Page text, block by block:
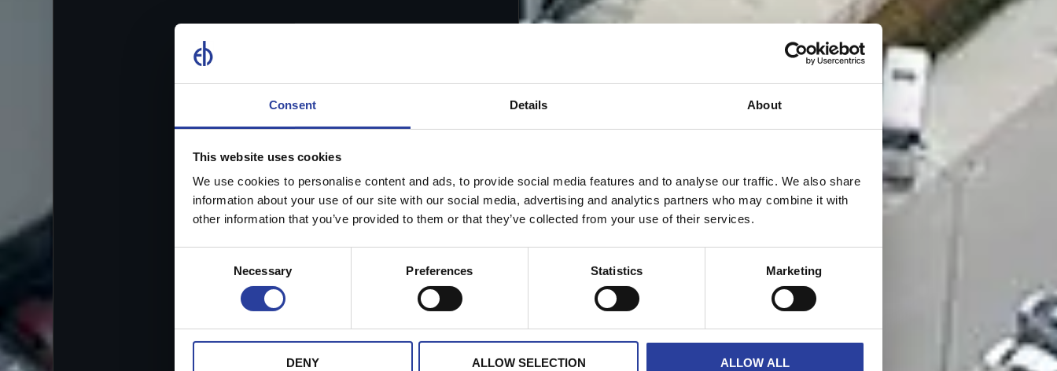
Consent Details About
This website uses cookies
We use cookies to personalise content and ads, to provide social media features and to analyse our traffic. We also share
information about your use of our site with our social media, advertising and analytics partners who may combine it with
other information that you’ve provided to them or that they’ve collected from your use of their services.
Necessary Preferences Statistics Marketing
DENY ALLOW SELECTION ALLOW ALL